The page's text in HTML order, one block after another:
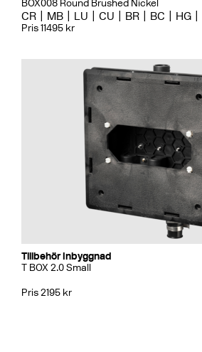
BOX008 Round Brushed Nickel
CR MB LU CU BR BC HG
Pris 11495 kr
Tillbehör Inbyggnad
T BOX 2.0 Small
Pris 2195 kr